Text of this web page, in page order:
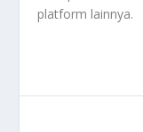
platform lainnya.